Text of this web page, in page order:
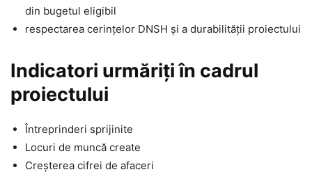
din bugetul eligibil
respectarea cerințelor DNSH și a durabilității proiectului
Indicatori urmăriți în cadrul
proiectului
Întreprinderi sprijinite
Locuri de muncă create
Creșterea cifrei de afaceri